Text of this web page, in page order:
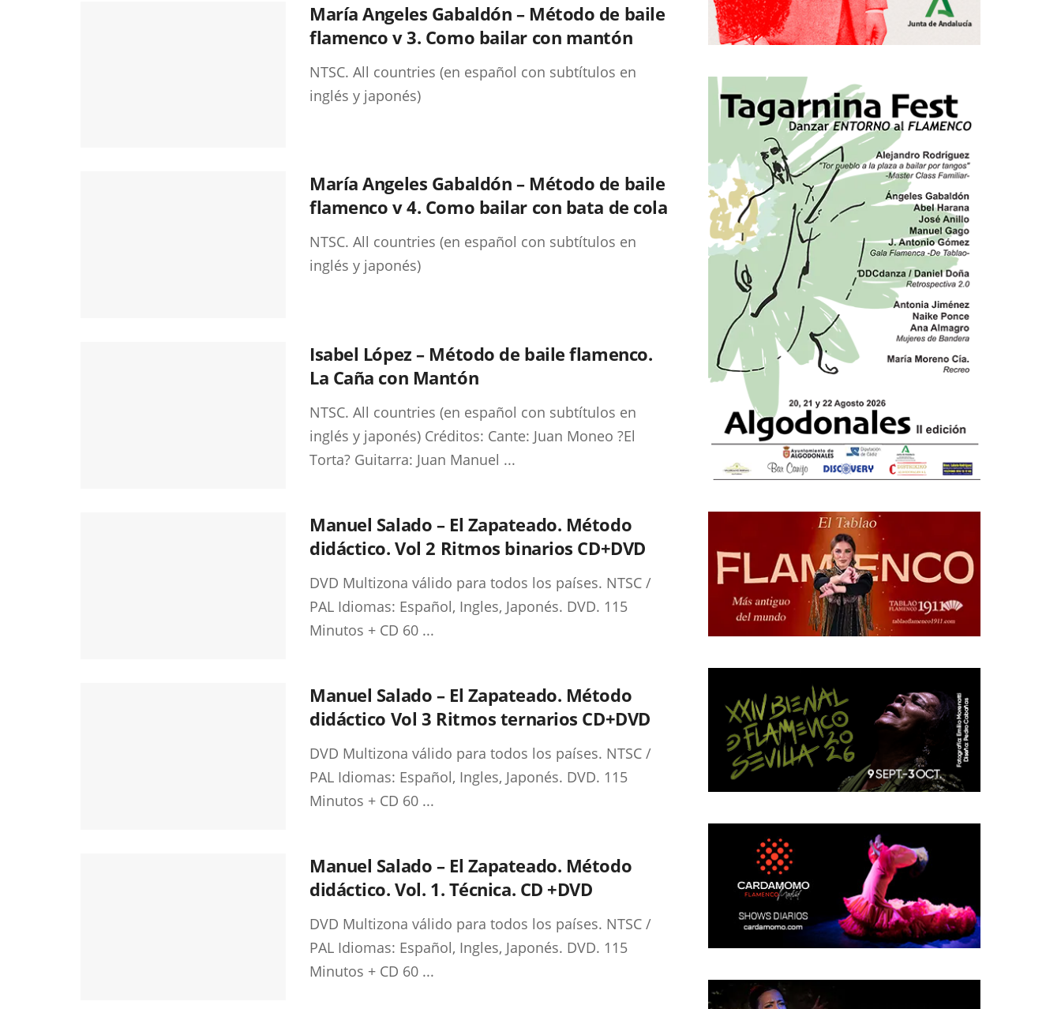
María Angeles Gabaldón – Método de baile
flamenco v 3. Como bailar con mantón
NTSC. All countries (en español con subtítulos en
inglés y japonés)
María Angeles Gabaldón – Método de baile
flamenco v 4. Como bailar con bata de cola
NTSC. All countries (en español con subtítulos en
inglés y japonés)
Isabel López – Método de baile flamenco.
La Caña con Mantón
NTSC. All countries (en español con subtítulos en
inglés y japonés) Créditos: Cante: Juan Moneo ?El
Torta? Guitarra: Juan Manuel ...
Manuel Salado – El Zapateado. Método
didáctico. Vol 2 Ritmos binarios CD+DVD
DVD Multizona válido para todos los países. NTSC /
PAL Idiomas: Español, Ingles, Japonés. DVD. 115
Minutos + CD 60 ...
Manuel Salado – El Zapateado. Método
didáctico Vol 3 Ritmos ternarios CD+DVD
DVD Multizona válido para todos los países. NTSC /
PAL Idiomas: Español, Ingles, Japonés. DVD. 115
Minutos + CD 60 ...
Manuel Salado – El Zapateado. Método
didáctico. Vol. 1. Técnica. CD +DVD
DVD Multizona válido para todos los países. NTSC /
PAL Idiomas: Español, Ingles, Japonés. DVD. 115
Minutos + CD 60 ...